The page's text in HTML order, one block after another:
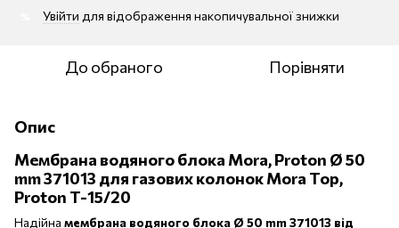
Увійти для відображення накопичувальної знижки
До обраного Порівняти
Опис
Мембрана водяного блока Mora, Proton Ø 50
mm 371013 для газових колонок Mora Top,
Proton T-15/20
Надійна мембрана водяного блока Ø 50 mm 371013 від